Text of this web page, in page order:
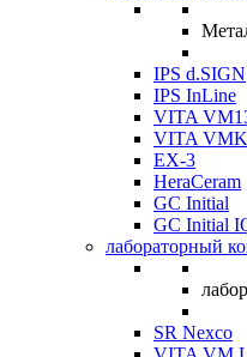
IPS d.SIGN
IPS InLine
VITA
VITA VMK
EX-3
HeraCeram
GC Initial
GC Initial
лабораторный
SR Nexco